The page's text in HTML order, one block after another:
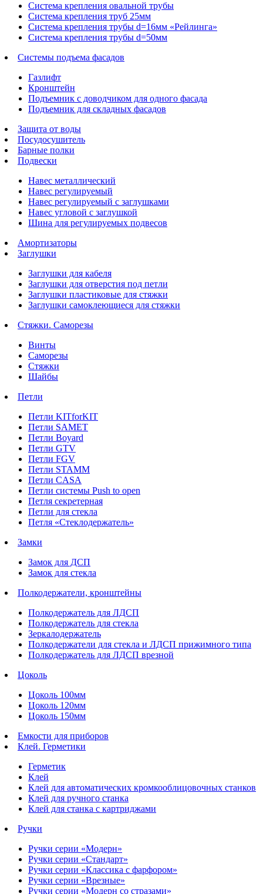
Система крепления овальной трубы
Система крепления труб 25мм
Система крепления трубы d=16мм «Рейлинга»
Система крепления трубы d=50мм
Системы подъема фасадов
Газлифт
Кронштейн
Подъемник с доводчиком для одного фасада
Подъемник для складных фасадов
Защита от воды
Посудосушитель
Барные полки
Подвески
Навес металлический
Навес регулируемый
Навес регулируемый с заглушками
Навес угловой с заглушкой
Шина для регулируемых подвесов
Амортизаторы
Заглушки
Заглушки для кабеля
Заглушки для отверстия под петли
Заглушки пластиковые для стяжки
Заглушки самоклеющиеся для стяжки
Стяжки. Саморезы
Винты
Саморезы
Стяжки
Шайбы
Петли
Петли KITforKIT
Петли SAMET
Петли Boyard
Петли GTV
Петли FGV
Петли STAMM
Петли CASA
Петли системы Push to open
Петля секретерная
Петли для стекла
Петля «Стеклодержатель»
Замки
Замок для ДСП
Замок для стекла
Полкодержатели, кронштейны
Полкодержатель для ЛДСП
Полкодержатель для стекла
Зеркалодержатель
Полкодержатели для стекла и ЛДСП прижимного типа
Полкодержатель для ЛДСП врезной
Цоколь
Цоколь 100мм
Цоколь 120мм
Цоколь 150мм
Емкости для приборов
Клей. Герметики
Герметик
Клей
Клей для автоматических кромкооблицовочных станков
Клей для ручного станка
Клей для станка с картриджами
Ручки
Ручки серии «Модерн»
Ручки серии «Стандарт»
Ручки серии «Классика с фарфором»
Ручки серии «Врезные»
Ручки серии «Модерн со стразами»